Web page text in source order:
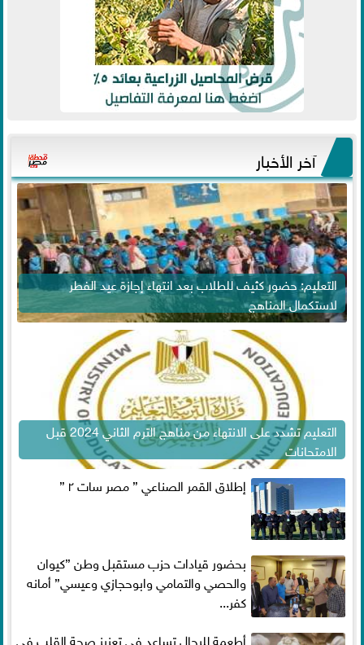
آخر الأخبار
التعليم: حضور كثيف للطلاب بعد انتهاء إجازة عيد الفطر
لاستكمال المناهج
التعليم تشدد على الانتهاء من مناهج الترم الثاني 2024 قبل
الامتحانات
إطلاق القمر الصناعي ” مصر سات ٢ ”
بحضور قيادات حزب مستقبل وطن ”كيوان
والحصي والتمامي وابوحجازي وعيسي” أمانه
كفر...
أطعمة للرجال تساعد فى تعزيز صحة القلب فى